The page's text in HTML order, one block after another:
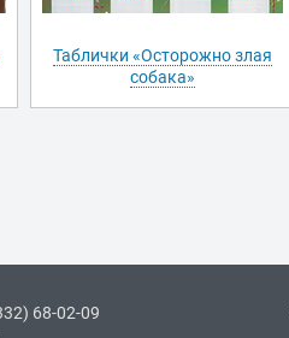
Таблички «Осторожно злая
собака»
68-02-09